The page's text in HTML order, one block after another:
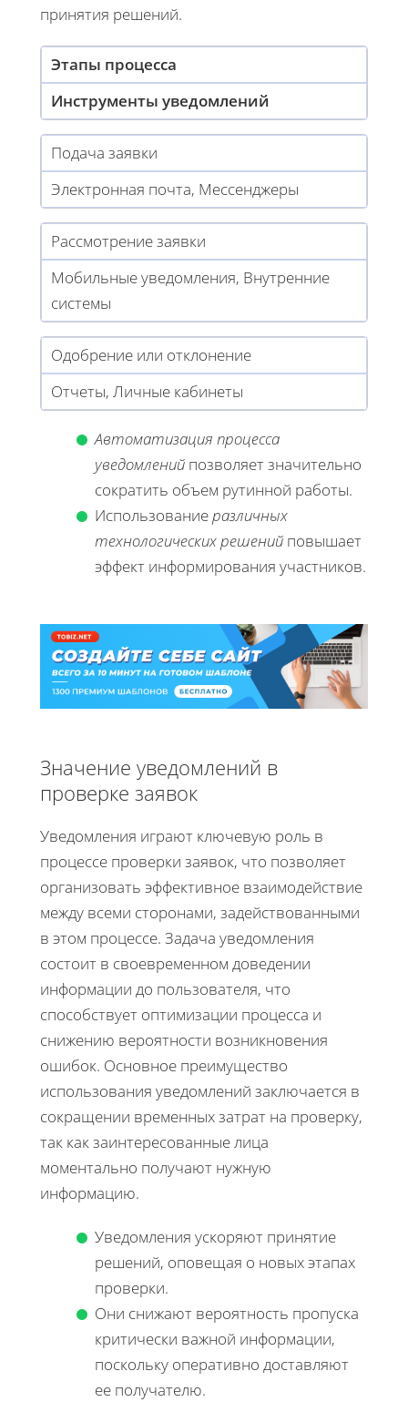
принятия решений.
Этапы процесса
Инструменты уведомлений
Подача заявки
Электронная почта, Мессенджеры
Рассмотрение заявки
Мобильные уведомления, Внутренние
системы
Одобрение или отклонение
Отчеты, Личные кабинеты
Автоматизация процесса
уведомлений позволяет значительно
сократить объем рутинной работы.
Использованиеразличных
технологических решений повышает
эффект информирования участников.
Значение уведомлений в
проверке заявок
Уведомления играют ключевую роль в
процессе проверки заявок, что позволяет
организовать эффективное взаимодействие
между всеми сторонами, задействованными
в этом процессе. Задача уведомления
состоит в своевременном доведении
информации до пользователя, что
способствует оптимизации процесса и
снижению вероятности возникновения
ошибок. Основное преимущество
использования уведомлений заключается в
сокращении временных затрат на проверку,
так как заинтересованные лица
моментально получают нужную
информацию.
Уведомления ускоряют принятие
решений, оповещая о новых этапах
проверки.
Они снижают вероятность пропуска
критически важной информации,
поскольку оперативно доставляют
ее получателю.